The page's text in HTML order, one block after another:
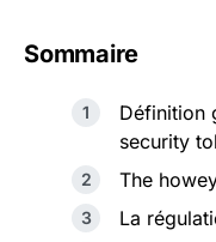
Sommaire
Définition
security
The
La